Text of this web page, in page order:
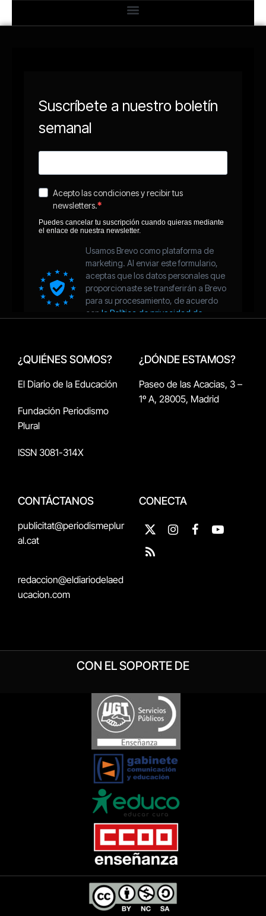
¿QUIÉNES SOMOS?
El Diario de la Educación
Fundación Periodismo
Plural
ISSN 3081-314X
¿DÓNDE ESTAMOS?
Paseo de las Acacias, 3 –
1º A, 28005, Madrid
CONTÁCTANOS
publicitat@periodismeplur
al.cat
redaccion@eldiariodelaed
ucacion.com
CONECTA
X
(Twitter)
InstagramFacebookYouTube
RSS
CON EL SOPORTE DE